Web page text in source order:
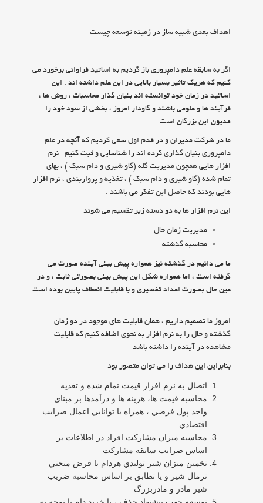
اهداف بعدي شبيه ساز در زمينه توسعه چيست
اگر به سابقه علم دامپروري باز گرديم به اساتيد فراواني برخورد مي
كنيم كه هريك تاثير بسيار بالايي در اين علم داشته اند . اين
اساتيد در زمان خود توانسته اند بنيان گذار محاسبات ، روش ها ،
فرآيند ها و علومي باشند و گاودار امروز ، بخشي از سود خود را
مديون اين بزرگان است .
ما در شركت مديران و در قدم اول سعي كرديم كه آنچه در علم
دامپروري بنيان گذاري كرده اند را شناسايي و ثبت كنيم . نرم
افزار هايي همچون مديريت گله (گاو شيري و دام سبك ) ، بهاي
تمام شده (گاو شيري و دام سبك ) ، تغذيه و پرواربندي ، نرم افزار
هايي بودند كه حاصل اين تفكر مي باشند .
اين نرم افزار ها به دو دسته زير تقسيم مي شوند
مديريت زمان حال
محاسبه گذشته
ما مي دانيم در گذشته نيز همواره پيش بيني آينده صورت مي
گرفته است ، اما همواره شكل اين پيش بيني بصورتي ثابت ، و در
عين حال بصورت اعداد تفسيري و با قابليت انعطاف پايين بوده است
.
امروز ما تصميم داريم ، همان قابليت هاي موجود در دو زمان
گذشته و حال را به نرم افزار به نحوي اضافه كنيم كه قابليت
مشاهده در آينده را داشته باشد
بنابراين اين هداف را مي توان متصور بود
اتصال به نرم افزار قيمت تمام شده و تغذيه
محاسبه قيمت ها، هزينه ها و درآمدها بر مبناي
واحد پول فرضي ، همراه با توانايي اعمال ضرايب
اقتصادي
محاسبه ميزان مشاركت افراد در اطلاعات بر
اساس ضرايب سابقه مشاركت
تخمين ميزان شير توليدي هردام با فرض منحني
نرمال شير و يا تطابق بر اساس محاسبه ضريب
شير مادر و مادربزرگ